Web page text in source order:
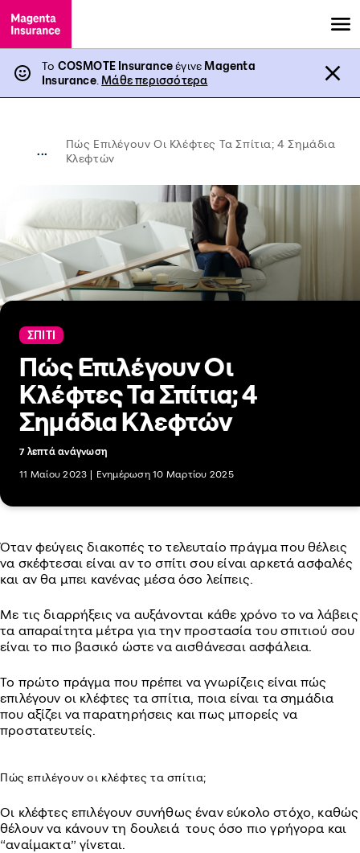
Το COSMOTE InsuranceέγινεMagenta
Insurance. Μάθε περισσότερα
...
Πώς Επιλέγουν Οι Κλέφτες Τα Σπίτια; 4 Σημάδια
Κλεφτών
ΣΠΙΤΙ
Πώς Επιλέγουν Οι
Κλέφτες Τα Σπίτια; 4
Σημάδια Κλεφτών
7 λεπτά ανάγνωση
11 Μαίου 2023 | Ενημέρωση 10 Μαρτίου 2025
Όταν φεύγεις διακοπές το τελευταίο πράγμα που θέλεις
να σκέφτεσαι είναι αν το σπίτι σου είναι αρκετά ασφαλές
και αν θα μπει κανένας μέσα όσο λείπεις.
Με τις διαρρήξεις να αυξάνονται κάθε χρόνο το να λάβεις
τα απαραίτητα μέτρα για την προστασία του σπιτιού σου
είναι το πιο βασικό ώστε να αισθάνεσαι ασφάλεια.
To πρώτο πράγμα που πρέπει να γνωρίζεις είναι πώς
επιλέγουν οι κλέφτες τα σπίτια, ποια είναι τα σημάδια
που αξίζει να παρατηρήσεις και πως μπορείς να
προστατευτείς.
Πώς επιλέγουν οι κλέφτες τα σπίτια;
Οι κλέφτες επιλέγουν συνήθως έναν εύκολο στόχο, καθώς
θέλουν να κάνουν τη δουλειά τους όσο πιο γρήγορα και
“αναίμακτα” γίνεται.